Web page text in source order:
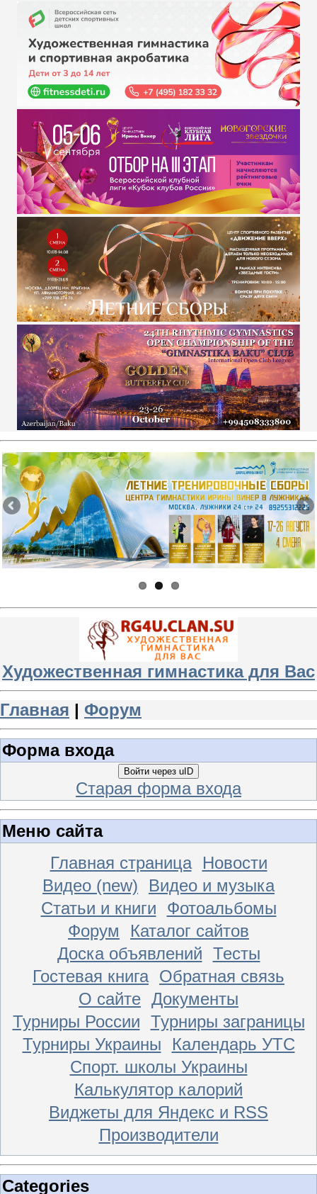
Художественная гимнастика для Вас
Главная | Форум
Форма входа
Войти через uID
Старая форма входа
Меню сайта
Главная страница
Новости
Видео (new)
Видео и музыка
Статьи и книги
Фотоальбомы
Форум
Каталог сайтов
Доска объявлений Тесты
Гостевая книга Обратная связь
О сайте Документы
Турниры России Турниры заграницы
Турниры Украины
Календарь УТС
Спорт. школы Украины
Калькулятор калорий
Виджеты для Яндекс и RSS
Производители
Categories